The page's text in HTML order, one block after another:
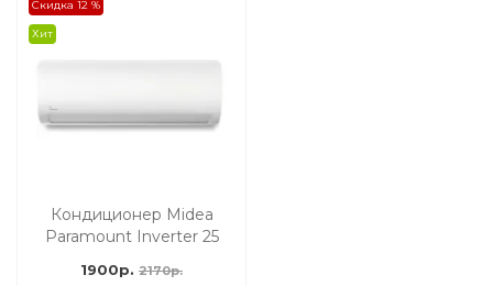
Скидка 12 %
Хит
Кондиционер Midea
Paramount Inverter 25
1900р. 2170р.